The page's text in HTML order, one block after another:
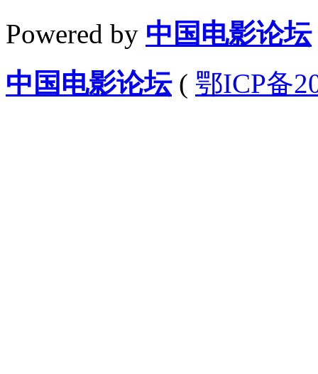
Powered by 中国电影论坛
中国电影论坛( 鄂ICP备